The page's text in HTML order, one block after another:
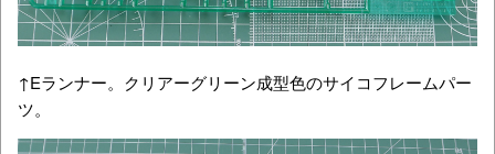
↑Eランナー。クリアーグリーン成型色のサイコフレームパー
ツ。